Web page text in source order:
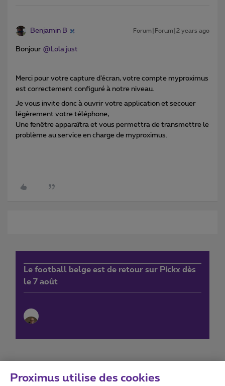
Benjamin B Forum|Forum|2 years ago
Bonjour @Lola just
Merci pour votre capture d’écran, votre compte myproximus
est correctement configuré à notre niveau.
Je vous invite donc à ouvrir votre application et secouer
légèrement votre téléphone,
Une fenêtre apparaîtra et vous permettra de transmettre le
problème au service en charge de myproximus.
Le football belge est de retour sur Pickx dès
le 7 août
Proximus utilise des cookies